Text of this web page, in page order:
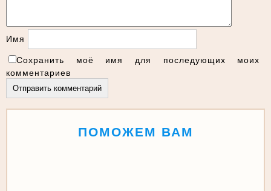
Имя
Сохранить моё имя для последующих моих
комментариев
ПОМОЖЕМ ВАМ